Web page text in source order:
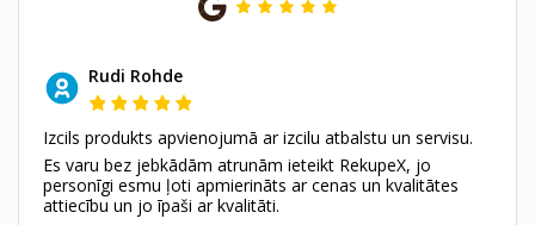
Rudi Rohde
Izcils produkts apvienojumā ar izcilu atbalstu un servisu.
Es varu bez jebkādām atrunām ieteikt RekupeX, jo
personīgi esmu ļoti apmierināts ar cenas un kvalitātes
attiecību un jo īpaši ar kvalitāti.